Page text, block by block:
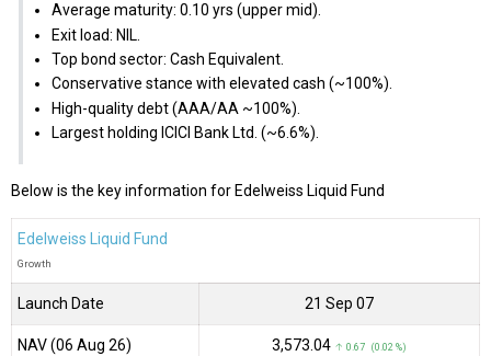
Average maturity: 0.10 yrs (upper mid).
Exit load: NIL.
Top bond sector: Cash Equivalent.
Conservative stance with elevated cash (~100%).
High-quality debt (AAA/AA ~100%).
Largest holding ICICI Bank Ltd. (~6.6%).
Below is the key information for Edelweiss Liquid Fund
Edelweiss Liquid Fund
Growth
Launch Date 21 Sep 07
NAV (06 Aug 26) ₹3,573.04 ↑ 0.67 (0.02 %)